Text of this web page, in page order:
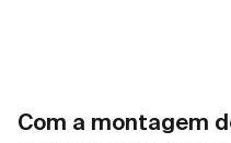
Com a montagem